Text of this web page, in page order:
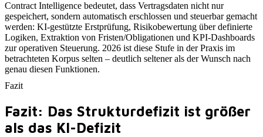
Contract Intelligence bedeutet, dass Vertragsdaten nicht nur
gespeichert, sondern automatisch erschlossen und steuerbar gemacht
werden: KI-gestützte Erstprüfung, Risikobewertung über definierte
Logiken, Extraktion von Fristen/Obligationen und KPI-Dashboards
zur operativen Steuerung. 2026 ist diese Stufe in der Praxis im
betrachteten Korpus selten – deutlich seltener als der Wunsch nach
genau diesen Funktionen.
Fazit
Fazit: Das Strukturdefizit ist größer
als das KI-Defizit